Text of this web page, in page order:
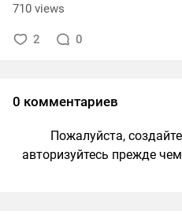
710 views
2 0
0 комментариев
Пожалуйста,
авторизуйтесь прежде